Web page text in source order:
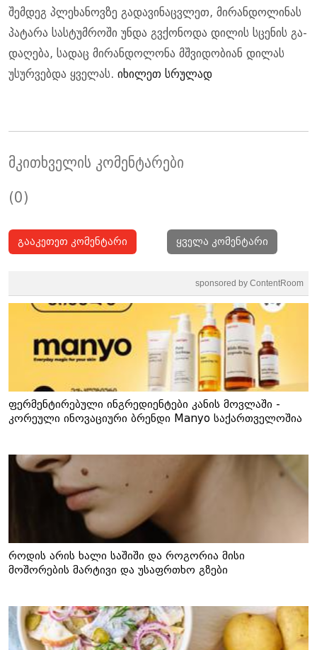
შემ­დეგ პლე­ხა­ნოვ­ზე გა­და­ვი­ნაც­ვლეთ, მი­რან­დო­ლი­ნას
პა­ტა­რა სას­ტუმ­რო­ში უნდა გვქო­ნო­და დი­ლის სცე­ნის გა­
და­ღე­ბა, სა­დაც მი­რან­დო­ლო­ნა მშვი­დო­ბი­ან დი­ლას
უსურ­ვებ­და ყვე­ლას. იხილეთ სრულად
მკითხველის კომენტარები
(0)
გააკეთეთ კომენტარი ყველა კომენტარი
sponsored by ContentRoom
ფერმენტირებული ინგრედიენტები კანის მოვლაში -
კორეული ინოვაციური ბრენდი Manyo საქართველოშია
როდის არის ხალი საშიში და როგორია მისი
მოშორების მარტივი და უსაფრთხო გზები